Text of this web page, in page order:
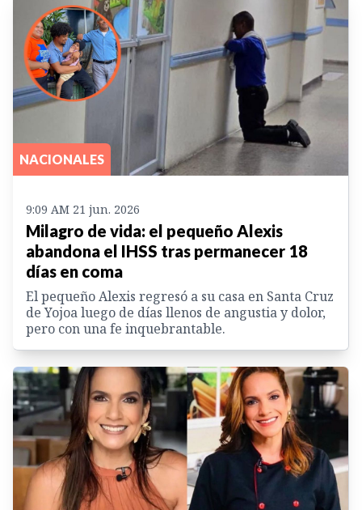
NACIONALES
9:09 AM 21 jun. 2026
Milagro de vida: el pequeño Alexis
abandona el IHSS tras permanecer 18
días en coma
El pequeño Alexis regresó a su casa en Santa Cruz
de Yojoa luego de días llenos de angustia y dolor,
pero con una fe inquebrantable.